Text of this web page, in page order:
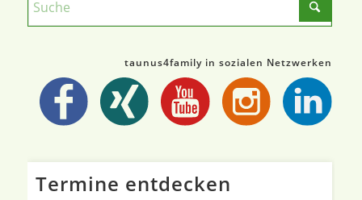
taunus4family in sozialen Netzwerken
Termine entdecken